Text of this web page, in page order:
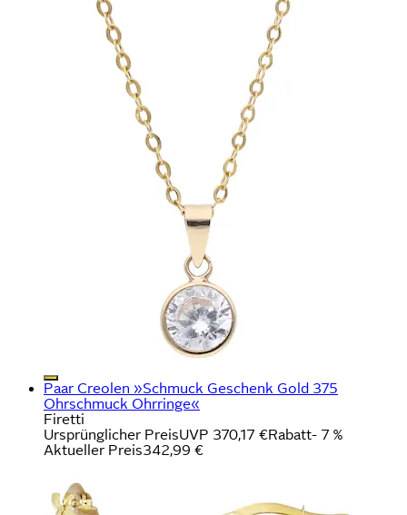
Paar Creolen »Schmuck Geschenk Gold 375
Ohrschmuck Ohrringe«
Firetti
Ursprünglicher PreisUVP 370,17 €Rabatt- 7 %
Aktueller Preis342,99 €